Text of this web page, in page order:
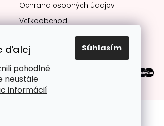
ďalej
pohodlné
neustále
informácií
Súhlasím
Ochrana osobných údajov
Veľkoobchod
Obľúbené spôsoby platby: